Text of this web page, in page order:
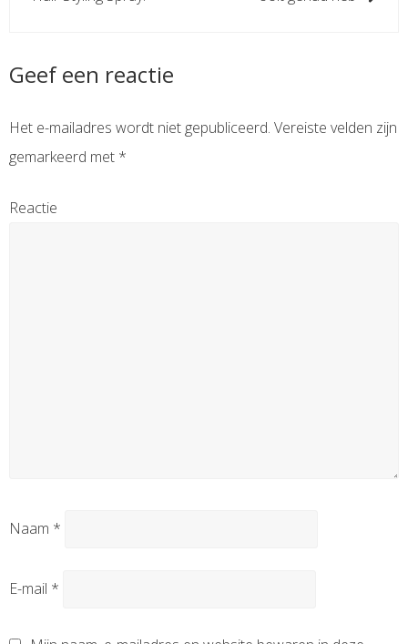
Geef een reactie
Het e-mailadres wordt niet gepubliceerd. Vereiste velden zijn
gemarkeerd met *
Reactie
Naam *
E-mail *